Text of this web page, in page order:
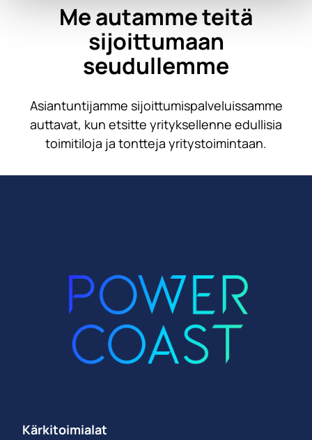
Me autamme teitä
sijoittumaan
seudullemme
Asiantuntijamme sijoittumispalveluissamme
auttavat, kun etsitte yrityksellenne edullisia
toimitiloja ja tontteja yritystoimintaan.
Kärkitoimialat